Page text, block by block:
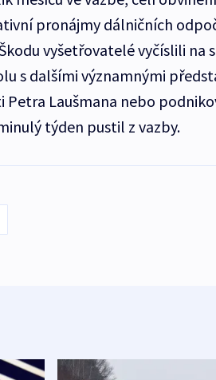
pronájmy dálničních
vyšetřovatelé vyčíslili na
s dalšími významnými
Petra Laušmana nebo
týden pustil z vazby.